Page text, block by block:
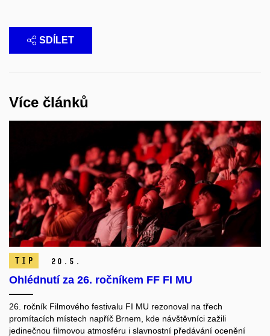
SDÍLET
Více článků
TIP 20. 5.
Ohlédnutí za 26. ročníkem FF FI MU
26. ročník Filmového festivalu FI MU rezonoval na třech
promítacích místech napříč Brnem, kde návštěvníci zažili
jedinečnou filmovou atmosféru i slavnostní předávání ocenění